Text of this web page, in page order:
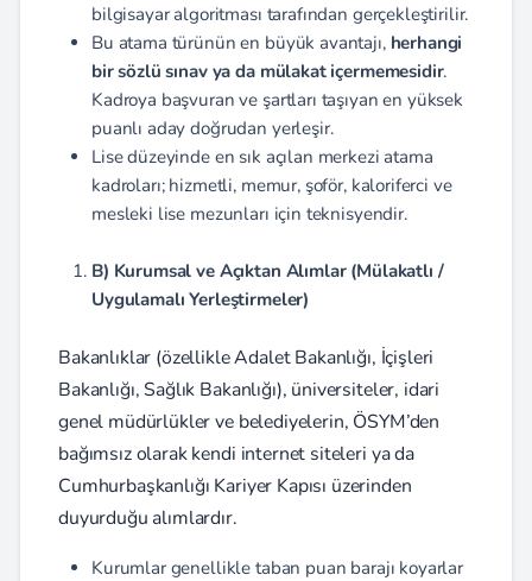
bilgisayar algoritması tarafından gerçekleştirilir.
Bu atama türünün en büyük avantajı, herhangi
bir sözlü sınav ya da mülakat içermemesidir.
Kadroya başvuran ve şartları taşıyan en yüksek
puanlı aday doğrudan yerleşir.
Lise düzeyinde en sık açılan merkezi atama
kadroları; hizmetli, memur, şoför, kaloriferci ve
mesleki lise mezunları için teknisyendir.
B) Kurumsal ve Açıktan Alımlar (Mülakatlı /
Uygulamalı Yerleştirmeler)
Bakanlıklar (özellikle Adalet Bakanlığı, İçişleri
Bakanlığı, Sağlık Bakanlığı), üniversiteler, idari
genel müdürlükler ve belediyelerin, ÖSYM’den
bağımsız olarak kendi internet siteleri ya da
Cumhurbaşkanlığı Kariyer Kapısı üzerinden
duyurduğu alımlardır.
Kurumlar genellikle taban puan barajı koyarlar